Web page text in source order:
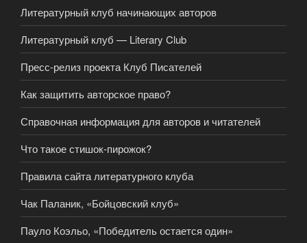
Литературный клуб начинающих авторов
Литературный клуб — Literary Club
Пресс-релиз проекта Клуб Писателей
Как защитить авторское право?
Справочная информация для авторов и читателей
Что такое стишок-пирожок?
Правила сайта литературного клуба
Чак Паланик, «Бойцовский клуб»
Пауло Коэльо, «Победитель остается один»